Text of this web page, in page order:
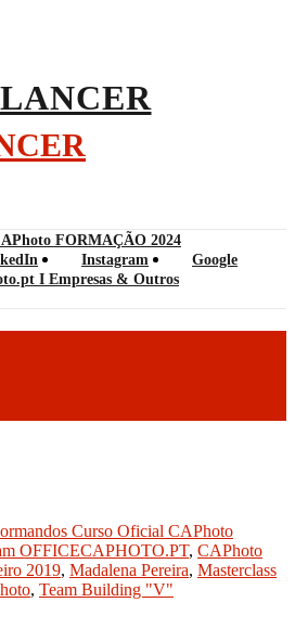
FORMAÇÃO 2024
Instagram
Google
I Empresas & Outros
Curso Oficial CAPhoto
OFFICECAPHOTO.PT, CAPhoto
2019, Madalena Pereira, Masterclass
, Team Building "V"